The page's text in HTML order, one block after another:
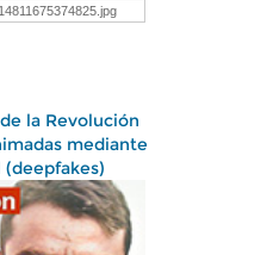
la Revolución
mediante